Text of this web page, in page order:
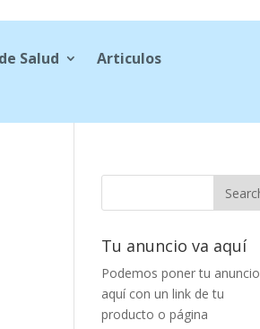
Salud
Articulos
Tu anuncio va aquí
Podemos poner tu anuncio
aquí con un link de tu
producto o página